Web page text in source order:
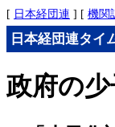
[ 日本経団連 ] [ 機関
日本経団連タイ
政府の